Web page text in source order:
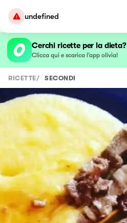
undefined
Cerchi ricette per la dieta?
Clicca qui e scarica l’app olivia!
RICETTE/ SECONDI